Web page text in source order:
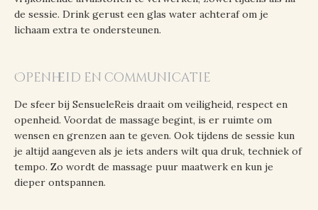
de sessie. Drink gerust een glas water achteraf om je
lichaam extra te ondersteunen.
Openheid en communicatie
De sfeer bij SensueleReis draait om veiligheid, respect en
openheid. Voordat de massage begint, is er ruimte om
wensen en grenzen aan te geven. Ook tijdens de sessie kun
je altijd aangeven als je iets anders wilt qua druk, techniek of
tempo. Zo wordt de massage puur maatwerk en kun je
dieper ontspannen.